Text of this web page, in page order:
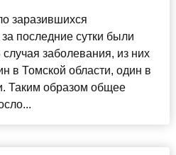
заразившихся
последние сутки были
заболевания, из них
в Томской области, один в
Таким образом общее